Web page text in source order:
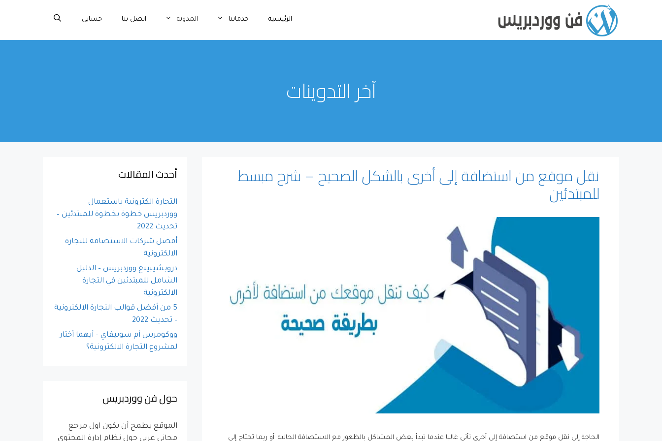
الرئيسية خدماتنا المدونة اتصل بنا حسابي
آخر التدوينات
نقل موقع من استضافة إلى أخرى بالشكل الصحيح – شرح مبسط
للمبتدئين
الحاجة إلى نقل موقع من استضافة إلى أخرى تأتي غالبا عندما تبدأ بعض المشاكل بالظهور مع الاستضافة الحالية. أو ربما تحتاج إلى
أحدث المقالات
التجارة الكترونية باستعمال
ووردبريس خطوة بخطوة للمبتدئين –
تحديث 2022
أفضل شركات الاستضافة للتجارة
الالكترونية
دروبشيبينغ ووردبريس – الدليل
الشامل للمبتدئين في التجارة
الالكترونية
5 من أفضل قوالب التجارة الالكترونية
– تحديث 2022
ووكومرس أم شوبيفاي – أيهما أختار
لمشروع التجارة الالكترونية؟
حول فن ووردبريس
الموقع يطمح أن يكون اول مرجع
مجاني عربي حول نظام إدارة المحتوى